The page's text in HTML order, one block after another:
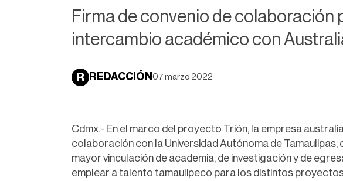
Firma de convenio de colaboración
intercambio académico con
R REDACCIÓN 07 marzo 2022
Cdmx.- En el marco del proyecto Trión, la empresa
colaboración con la Universidad Autónoma de
mayor vinculación de academia, de investigación y de
emplear a talento tamaulipeco para los distintos